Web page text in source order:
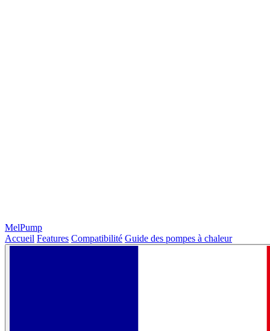
MelPump
Accueil Features Compatibilité Guide des pompes à chaleur